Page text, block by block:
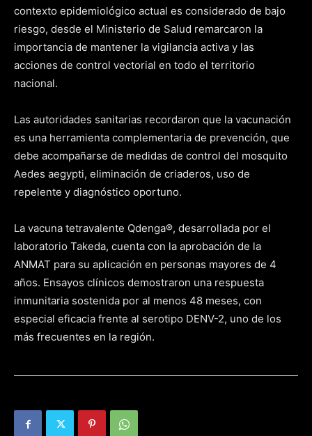
contexto epidemiológico actual es considerado de bajo
riesgo, desde el Ministerio de Salud remarcaron la
importancia de mantener la vigilancia activa y las
acciones de control vectorial en todo el territorio
nacional.
Las autoridades sanitarias recordaron que la vacunación
es una herramienta complementaria de prevención, que
debe acompañarse de medidas de control del mosquito
Aedes aegypti, eliminación de criaderos, uso de
repelente y diagnóstico oportuno.
La vacuna tetravalente Qdenga®, desarrollada por el
laboratorio Takeda, cuenta con la aprobación de la
ANMAT para su aplicación en personas mayores de 4
años. Ensayos clínicos demostraron una respuesta
inmunitaria sostenida por al menos 48 meses, con
especial eficacia frente al serotipo DENV-2, uno de los
más frecuentes en la región.